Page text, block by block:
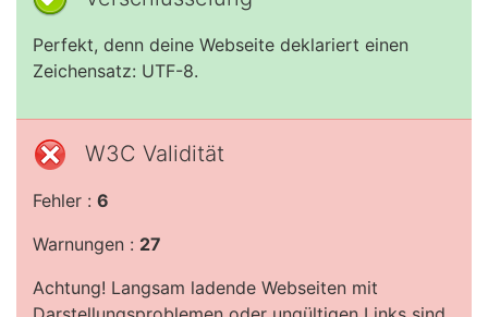
Perfekt, denn deine Webseite deklariert einen
Zeichensatz: UTF-8.
W3C Validität
Fehler : 6
Warnungen : 27
Achtung! Langsam ladende Webseiten mit